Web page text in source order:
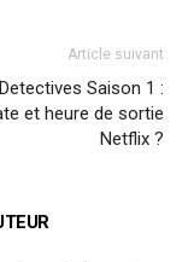
Article suivant
Saison 1 :
et heure de sortie
Netflix ?